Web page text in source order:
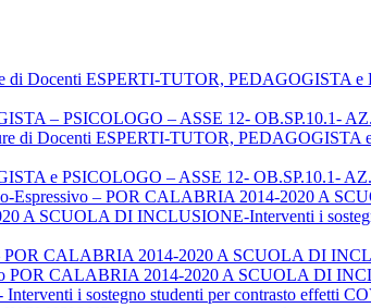
di Docenti ESPERTI-TUTOR, PEDAGOGISTA
– PSICOLOGO – ASSE 12- OB.SP.10.1-
di Docenti ESPERTI-TUTOR,
e PSICOLOGO – ASSE 12- OB.SP.10.1-
Espressivo – POR CALABRIA 2014-2020 A
A SCUOLA DI INCLUSIONE-Interventi i
POR CALABRIA 2014-2020 A SCUOLA DI
POR CALABRIA 2014-2020 A SCUOLA DI
i sostegno studenti per contrasto effetti